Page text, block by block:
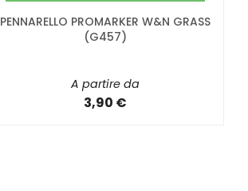
PENNARELLO PROMARKER W&N GRASS
(G457)
A partire da
3,90 €